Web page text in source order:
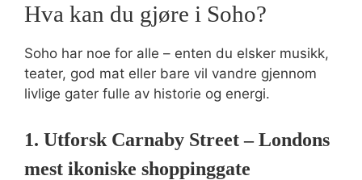
Hva kan du gjøre i Soho?
Soho har noe for alle – enten du elsker musikk,
teater, god mat eller bare vil vandre gjennom
livlige gater fulle av historie og energi.
1. Utforsk Carnaby Street – Londons
mest ikoniske shoppinggate